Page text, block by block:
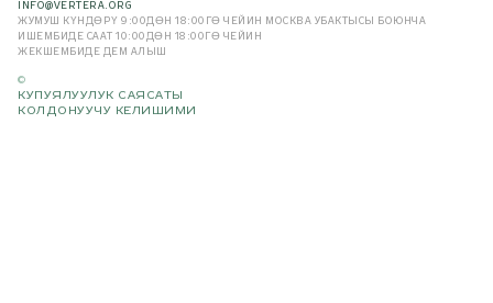
INFO@VERTERA.ORG
ЖУМУШ КҮНДӨРҮ 9:00ДӨН 18:00ГӨ ЧЕЙИН
МОСКВА УБАКТЫСЫ БОЮНЧА
ИШЕМБИДЕ СААТ 10:00ДӨН 18:00ГӨ ЧЕЙИН
ЖЕКШЕМБИДЕ ДЕМ АЛЫШ
©
КУПУЯЛУУЛУК САЯСАТЫ
КОЛДОНУУЧУ КЕЛИШИМИ